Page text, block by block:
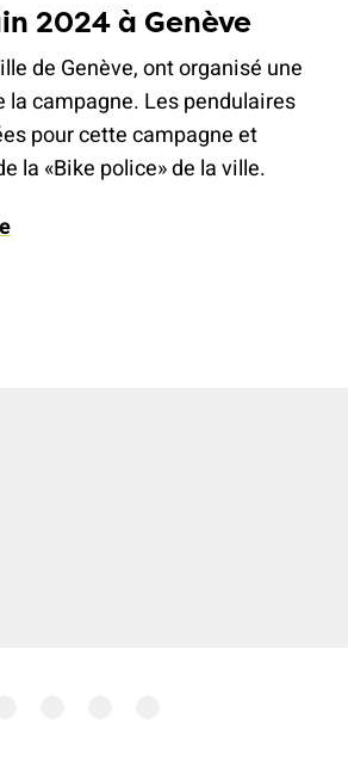
2024 à Genève
de Genève, ont organisé une
campagne. Les pendulaires
pour cette campagne et
la «Bike police» de la ville.